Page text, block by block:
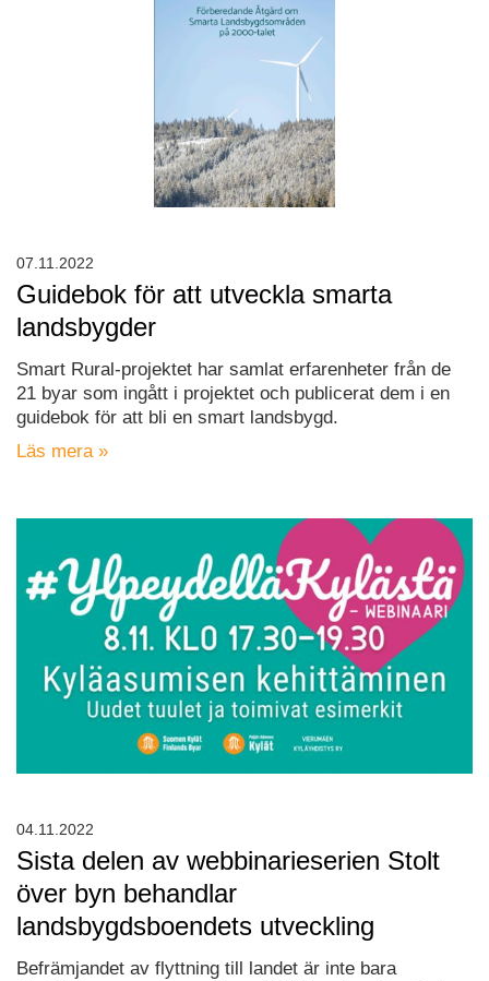
Guidebok för att utveckla smarta
landsbygder
Smart Rural-projektet har samlat erfarenheter från de
21 byar som ingått i projektet och publicerat dem i en
guidebok för att bli en smart landsbygd.
Läs mera »
07.11.2022
Sista delen av webbinarieserien Stolt
över byn behandlar
landsbygdsboendets utveckling
Befrämjandet av flyttning till landet är inte bara
04.11.2022